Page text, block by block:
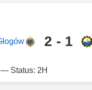
2 - 1
Status: 2H